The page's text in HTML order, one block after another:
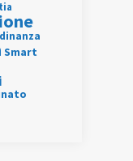
Smart